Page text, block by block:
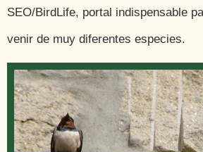
SEO/BirdLife, portal indispensable
venir de muy diferentes especies.